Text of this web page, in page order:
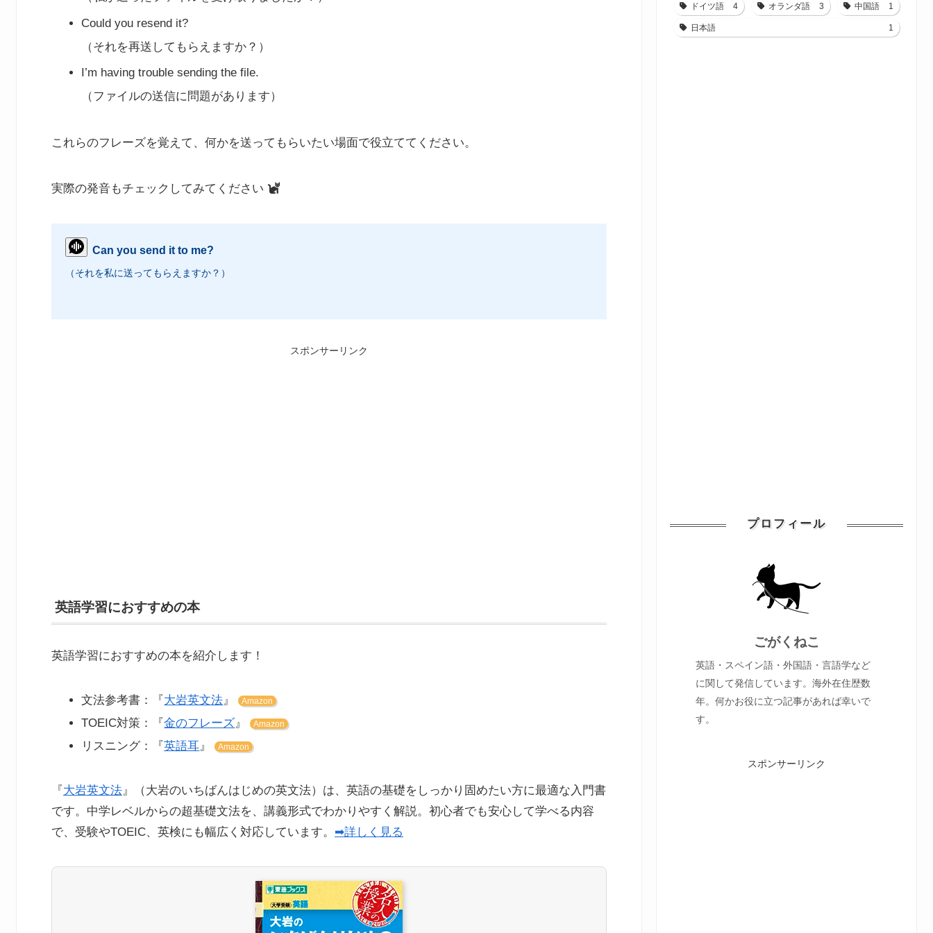
Could you resend it?
（それを再送してもらえますか？）
I’m having trouble sending the file.
（ファイルの送信に問題があります）
これらのフレーズを覚えて、何かを送ってもらいたい場面で役立ててください。
実際の発音もチェックしてみてください
Can you send it to me?
（それを私に送ってもらえますか？）
スポンサーリンク
英語学習におすすめの本
英語学習におすすめの本を紹介します！
文法参考書：『大岩英文法 』 Amazon
TOEIC対策：『金のフレーズ』 Amazon
リスニング：『英語耳』 Amazon
『 大岩英文法』（大岩のいちばんはじめの英文法）は、英語の基礎をしっかり固めたい方に最適な入門書
です。中学レベルからの超基礎文法を、講義形式でわかりやすく解説。初心者でも安心して学べる内容
で、受験やTOEIC、英検にも幅広く対応しています。 ➡詳しく見る
ドイツ語 4 オランダ語 3 中国語 1
日本語 1
プロフィール
ごがくねこ
英語・スペイン語・外国語・言語学など
に関して発信しています。海外在住歴数
年。何かお役に立つ記事があれば幸いで
す。
スポンサーリンク